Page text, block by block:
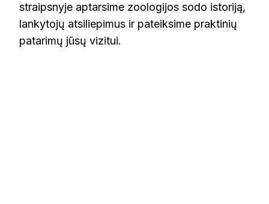
straipsnyje aptarsime zoologijos sodo istoriją,
lankytojų atsiliepimus ir pateiksime praktinių
patarimų jūsų vizitui.